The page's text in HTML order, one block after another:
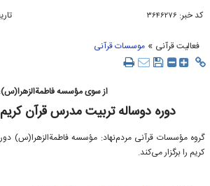
کد خبر: ۳۶۴۶۲۷۶
فعالیت قرآنی » موسسات قرآنی
از سوی مؤسسه
دوره دوساله تربیت مدرس قرآن‌
گروه مؤسسات قرآنی مردم‌نهاد: مؤسسه فاطمةالزهرا(س)
کریم را برگزار می‌کند.